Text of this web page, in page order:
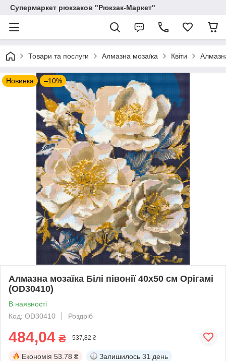
Супермаркет рюкзаков "Рюкзак-Маркет"
Товари та послуги Алмазна мозаїка Квіти
Новинка –10%
Алмазна мозаїка Білі півонії 40х50 см Орігамі
(OD30410)
В наявності
Код: OD30410
Роздріб
484,04 ₴ 537,82 ₴
Економія 53.78 ₴ Залишилось 31 день